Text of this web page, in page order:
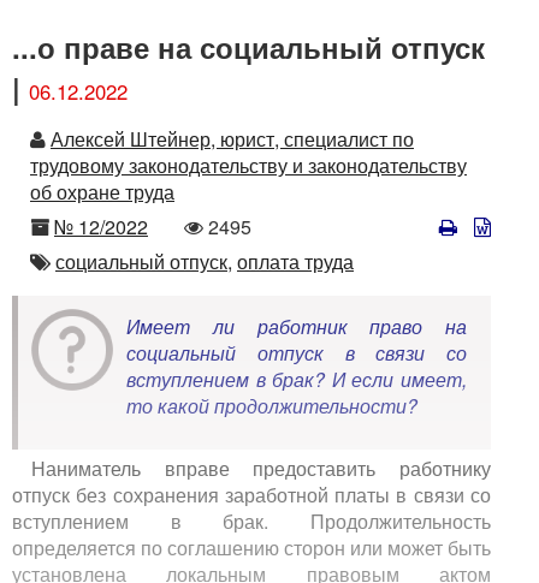
...о праве на социальный отпуск
| 06.12.2022
Автор
Алексей Штейнер, юрист, специалист по
трудовому законодательству и законодательству
об охране труда
Номер
№ 12/2022
Количество
просмотров
2495
Автор
социальный отпуск, оплата труда
Имеет ли работник право на
социальный отпуск в связи со
вступлением в брак? И если имеет,
то какой продолжительности?
Наниматель вправе предоставить работнику
отпуск без сохранения заработной платы в связи со
вступлением в брак. Продолжительность
определяется по соглашению сторон или может быть
установлена локальным правовым актом